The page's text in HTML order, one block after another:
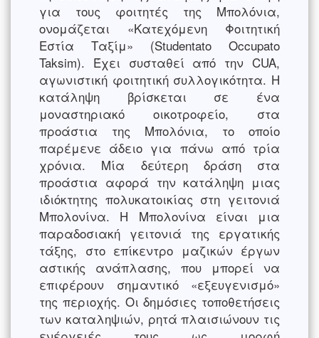
για τους φοιτητές της Μπολόνια,
ονομάζεται «Κατεχόμενη Φοιτητική
Εστία Ταξίμ» (Studentato Occupato
Taksim). Έχει συσταθεί από την CUA,
αγωνιστική φοιτητική συλλογικότητα. Η
κατάληψη βρίσκεται σε ένα
μοναστηριακό οικοτροφείο, στα
προάστια της Μπολόνια, το οποίο
παρέμενε άδειο για πάνω από τρία
χρόνια. Μία δεύτερη δράση στα
προάστια αφορά την κατάληψη μιας
ιδιόκτητης πολυκατοικίας στη γειτονιά
Μπολονίνα. Η Μπολονίνα είναι μια
παραδοσιακή γειτονιά της εργατικής
τάξης, στο επίκεντρο μαζικών έργων
αστικής ανάπλασης, που μπορεί να
επιφέρουν σημαντικό «εξευγενισμό»
της περιοχής. Οι δημόσιες τοποθετήσεις
των καταληψιών, ρητά πλαισιώνουν τις